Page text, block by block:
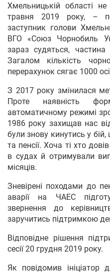
Хмельницькій області
травня 2019 року, –
заступник голови
ВГО «Союз Чорнобиль
зараз судяться,
Загалом кількість
перерахунок сягає 1000
З 2017 року змінилася
Проте наявність
автоматичному режимі
1986 року захищав нас
були знову кинутись у
та пенсії. Хоча ті хто
в судах й отримували
місяців.
Зневірені походами до
аварії на ЧАЕС
звернення до
заручитись підтримкою
Відповідне рішення
сесії 20 грудня 2019 року.
Як повідомив ініціатор